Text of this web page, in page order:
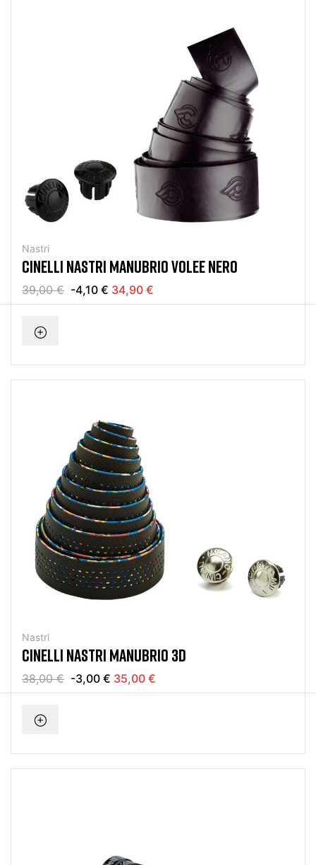
Nastri
CINELLI NASTRI MANUBRIO VOLEE NERO
39,00 € -4,10 € 34,90 €
Nastri
CINELLI NASTRI MANUBRIO 3D
38,00 € -3,00 € 35,00 €